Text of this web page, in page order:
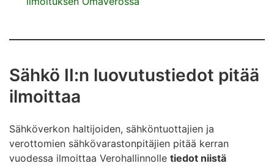
Sähkö II:n luovutustiedot pitää
ilmoittaa
Sähköverkon haltijoiden, sähköntuottajien ja
verottomien sähkövarastonpitäjien pitää kerran
vuodessa ilmoittaa Verohallinnolle tiedot niistä